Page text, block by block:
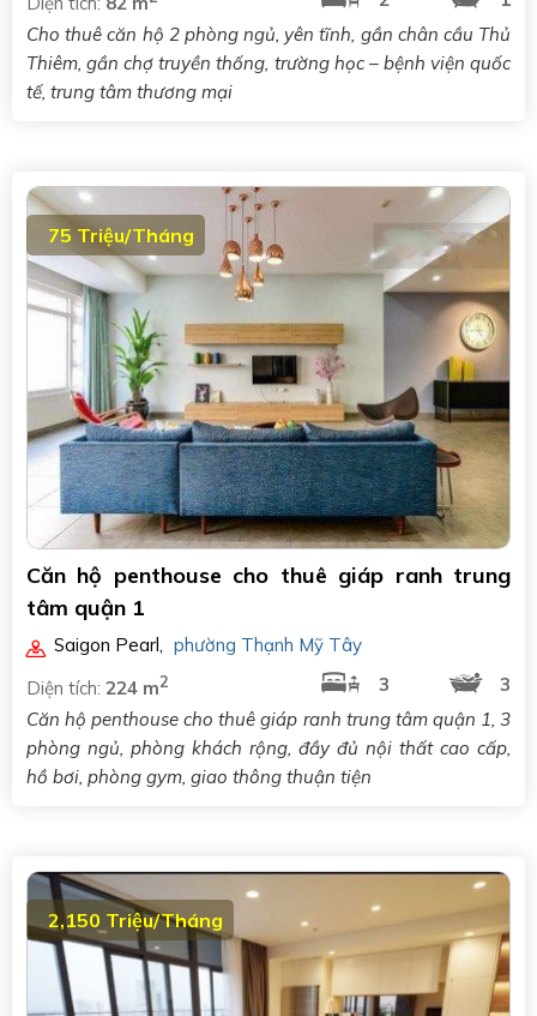
Cho thuê căn hộ 2 phòng ngủ, yên tĩnh, gần chân cầu Thủ
Thiêm, gần chợ truyền thống, trường học – bệnh viện quốc
tế, trung tâm thương mại
75 Triệu/Tháng
Căn hộ penthouse cho thuê giáp ranh trung
tâm quận 1
Saigon Pearl, phường Thạnh Mỹ Tây
Diện tích: 224 m2 3
3
Căn hộ penthouse cho thuê giáp ranh trung tâm quận 1, 3
phòng ngủ, phòng khách rộng, đầy đủ nội thất cao cấp,
hồ bơi, phòng gym, giao thông thuận tiện
2,150 Triệu/Tháng